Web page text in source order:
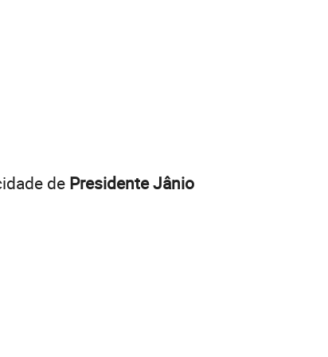
de Presidente Jânio